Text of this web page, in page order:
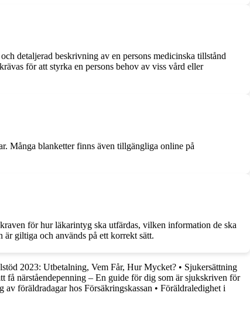
detaljerad beskrivning av en persons medicinska tillstånd
för att styrka en persons behov av viss vård eller
Många blanketter finns även tillgängliga online på
för hur läkarintyg ska utfärdas, vilken information de ska
giltiga och används på ett korrekt sätt.
2023: Utbetalning, Vem Får, Hur Mycket? • Sjukersättning
få närståendepenning – En guide för dig som är sjukskriven för
av föräldradagar hos Försäkringskassan • Föräldraledighet i